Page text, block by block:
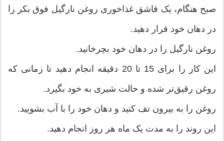
صبح هنگام، یک قاشق غذاخوری روغن نارگیل فوق بکر را
در دهان خود قرار دهید.
روغن نارگیل را در دهان خود بچرخانید.
این کار را برای 15 تا 20 دقیقه انجام دهید تا زمانی که
روغن رقیق‌تر شده و حالت شیری به خود بگیرد.
روغن را به بیرون تف کنید و دهان خود را با آب بشویید.
این روند را به مدت یک ماه هر روز انجام دهید.